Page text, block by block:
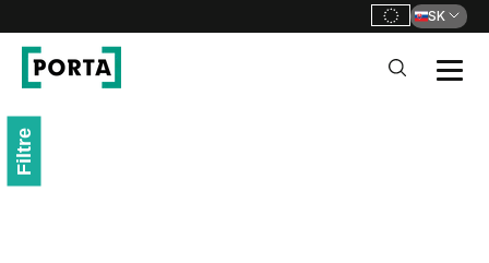
SK
Filtre